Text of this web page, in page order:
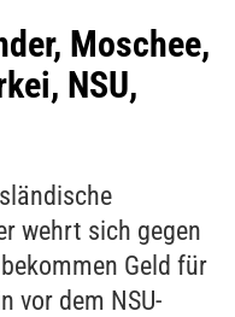
Moschee,
NSU,
wehrt sich gegen
Geld für
vor dem NSU-